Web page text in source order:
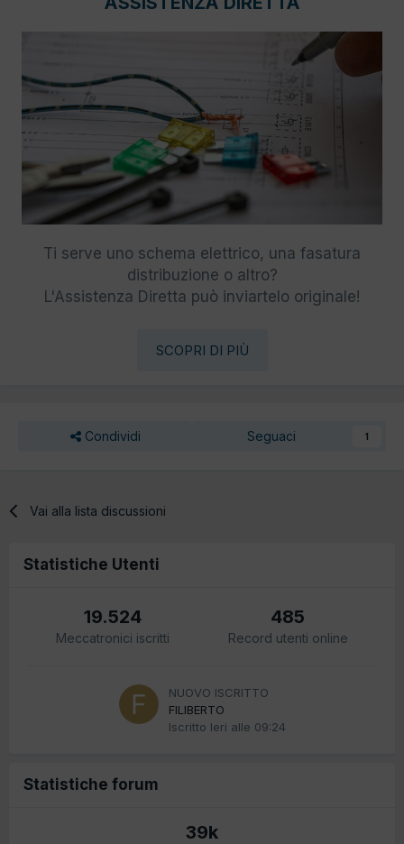
Ti serve uno schema elettrico, una fasatura
distribuzione o altro?
L'Assistenza Diretta può inviartelo originale!
SCOPRI DI PIÙ
Condividi Seguaci 1
Vai alla lista discussioni
Statistiche Utenti
19.524
Meccatronici iscritti
485
Record utenti online
NUOVO ISCRITTO
FILIBERTO
Iscritto Ieri alle 09:24
Statistiche forum
39k